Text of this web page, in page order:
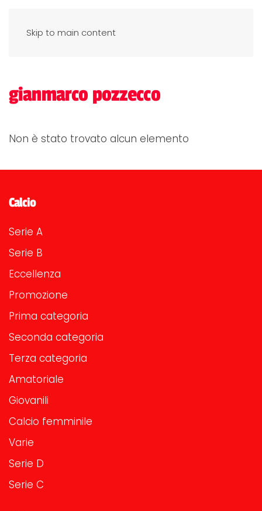
Skip to main content
gianmarco pozzecco
Non è stato trovato alcun elemento
Calcio
Serie A
Serie B
Eccellenza
Promozione
Prima categoria
Seconda categoria
Terza categoria
Amatoriale
Giovanili
Calcio femminile
Varie
Serie D
Serie C